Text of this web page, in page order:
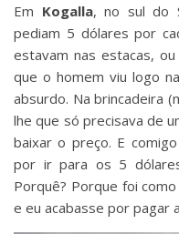
Em Kogalla, no sul do
pediam 5 dólares por
estavam nas estacas,
que o homem viu logo
absurdo. Na brincadeira
lhe que só precisava de
baixar o preço. E
por ir para os 5
Porquê? Porque foi
e eu acabasse por pagar